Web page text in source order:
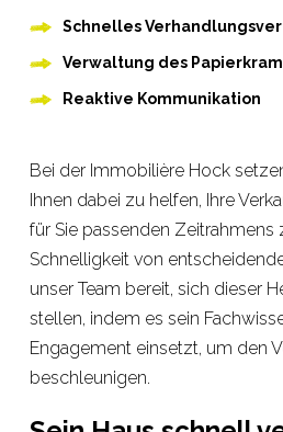
Schnelles
Verwaltung des
Reaktive Kommunikation
Bei der Immobilière Hock
Ihnen dabei zu helfen, Ihre
für Sie passenden Zeitrahmens
Schnelligkeit von
unser Team bereit, sich dieser
stellen, indem es sein
Engagement einsetzt, um den
beschleunigen.